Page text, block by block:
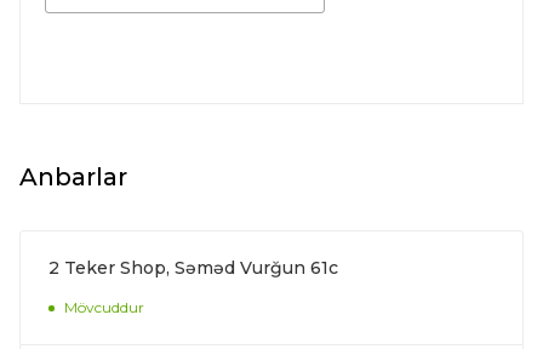
Anbarlar
2 Teker Shop, Səməd Vurğun 61c
Mövcuddur